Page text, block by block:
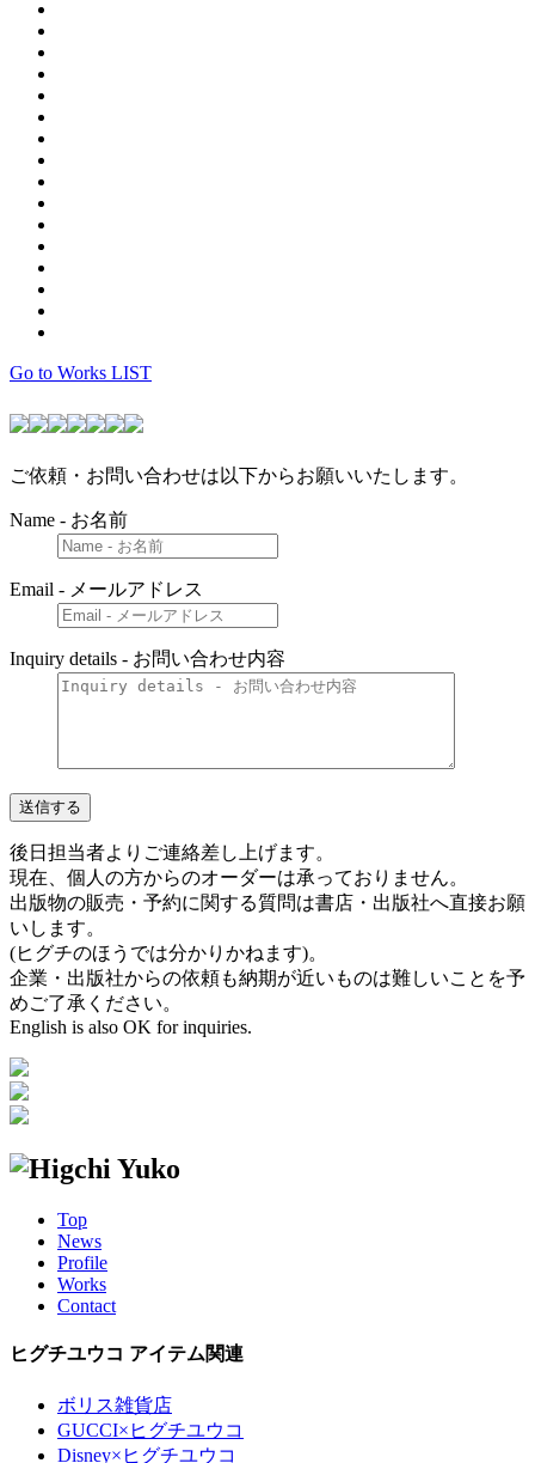
Go to Works LIST
ご依頼・お問い合わせは以下からお願いいたします。
Name - お名前
Email - メールアドレス
Inquiry details - お問い合わせ内容
後日担当者よりご連絡差し上げます。
現在、個人の方からのオーダーは承っておりません。
出版物の販売・予約に関する質問は書店・出版社へ直接お願
いします。
(ヒグチのほうでは分かりかねます)。
企業・出版社からの依頼も納期が近いものは難しいことを予
めご了承ください。
English is also OK for inquiries.
Top
News
Profile
Works
Contact
ヒグチユウコ アイテム関連
ボリス雑貨店
GUCCI×ヒグチユウコ
Disney×ヒグチユウコ